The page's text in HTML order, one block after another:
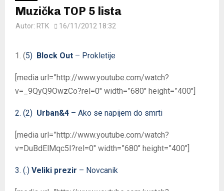
Muzička TOP 5 lista
Autor: RTK 16/11/2012 18:32
1. (5) Block Out – Prokletije
[media url=”http://www.youtube.com/watch?
v=_9QyQ9OwzCo?rel=0″ width=”680″ height=”400″]
2. (2) Urban&4 – Ako se napijem do smrti
[media url=”http://www.youtube.com/watch?
v=DuBdElMqc5I?rel=0″ width=”680″ height=”400″]
3. (.) Veliki prezir – Novcanik